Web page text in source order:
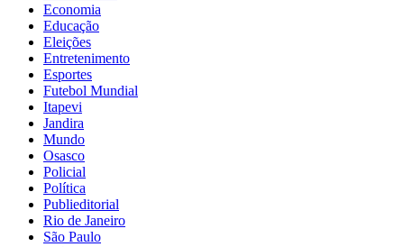
Economia
Educação
Eleições
Entretenimento
Esportes
Futebol Mundial
Itapevi
Jandira
Mundo
Osasco
Policial
Política
Publieditorial
Rio de Janeiro
São Paulo